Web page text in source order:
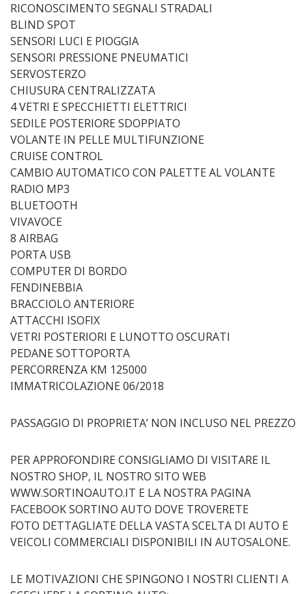
RICONOSCIMENTO SEGNALI STRADALI
BLIND SPOT
SENSORI LUCI E PIOGGIA
SENSORI PRESSIONE PNEUMATICI
SERVOSTERZO
CHIUSURA CENTRALIZZATA
4 VETRI E SPECCHIETTI ELETTRICI
SEDILE POSTERIORE SDOPPIATO
VOLANTE IN PELLE MULTIFUNZIONE
CRUISE CONTROL
CAMBIO AUTOMATICO CON PALETTE AL VOLANTE
RADIO MP3
BLUETOOTH
VIVAVOCE
8 AIRBAG
PORTA USB
COMPUTER DI BORDO
FENDINEBBIA
BRACCIOLO ANTERIORE
ATTACCHI ISOFIX
VETRI POSTERIORI E LUNOTTO OSCURATI
PEDANE SOTTOPORTA
PERCORRENZA KM 125000
IMMATRICOLAZIONE 06/2018
PASSAGGIO DI PROPRIETA’ NON INCLUSO NEL PREZZO
PER APPROFONDIRE CONSIGLIAMO DI VISITARE IL
NOSTRO SHOP, IL NOSTRO SITO WEB
WWW.SORTINOAUTO.IT E LA NOSTRA PAGINA
FACEBOOK SORTINO AUTO DOVE TROVERETE
FOTO DETTAGLIATE DELLA VASTA SCELTA DI AUTO E
VEICOLI COMMERCIALI DISPONIBILI IN AUTOSALONE.
LE MOTIVAZIONI CHE SPINGONO I NOSTRI CLIENTI A